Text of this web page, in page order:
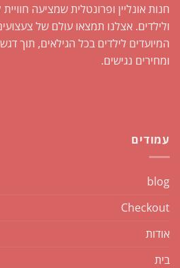
חנות אונליין ופרונטלית שמציעה חוויית
ולילדים. אצלנו תמצאו עולם של
המיועדים לילדים בכל הגילאים, תוך
ומחירים נגישים.
עמודים
blog
Checkout
אודות
בית